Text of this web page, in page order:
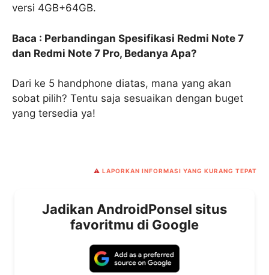
versi 4GB+64GB.
Baca : Perbandingan Spesifikasi Redmi Note 7
dan Redmi Note 7 Pro, Bedanya Apa?
Dari ke 5 handphone diatas, mana yang akan
sobat pilih? Tentu saja sesuaikan dengan buget
yang tersedia ya!
⚠️ LAPORKAN INFORMASI YANG KURANG TEPAT
Jadikan AndroidPonsel situs
favoritmu di Google